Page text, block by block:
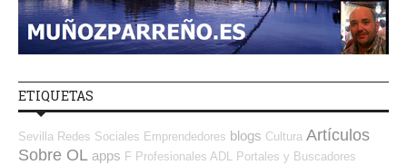
ETIQUETAS
Sevilla Redes Sociales Emprendedores blogs Cultura Artículos
Sobre OL apps F Profesionales ADL
Portales y Buscadores